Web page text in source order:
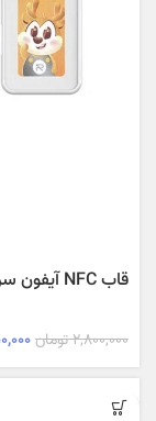
۲,۸۰۰,۰۰۰تومان